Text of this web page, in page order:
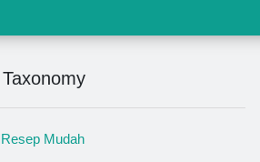
Taxonomy
Resep Mudah